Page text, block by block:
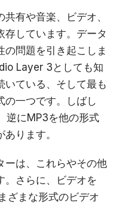
有や音楽、ビデオ、
存しています。データ
問題を引き起こしま
Layer 3としても知
いている、そして最も
の一つです。しばし
逆にMP3を他の形式
ります。
ーは、これらやその他
。さらに、ビデオを
ざまな形式のビデオ